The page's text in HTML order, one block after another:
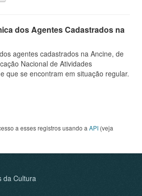
dos Agentes Cadastrados na
agentes cadastrados na Ancine, de
Nacional de Atividades
que se encontram em situação regular.
a esses registros usando a API (veja
da Cultura